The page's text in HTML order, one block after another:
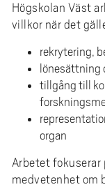
Högskolan Väst
villkor när det
rekrytering,
lönesättning
tillgång till
organ
Arbetet fokuserar
medvetenhet om